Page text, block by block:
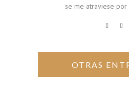
se me atraviese por
OTRAS